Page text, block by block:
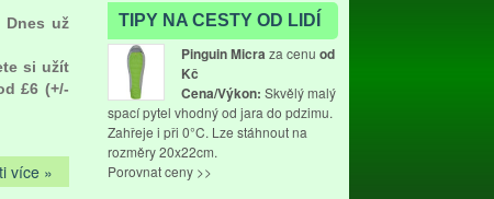
už
si užít
£6 (+/-
více »
TIPY NA CESTY OD LIDÍ
Pinguin Micraza cenu od
Kč
Cena/Výkon: Skvělý malý
spací pytel vhodný od jara do pdzimu.
Zahřeje i při 0°C. Lze stáhnout na
rozměry 20x22cm.
Porovnat ceny >>